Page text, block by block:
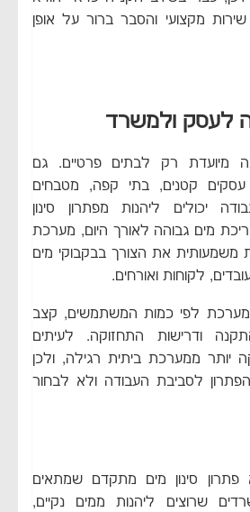
מקצועי והסבר ברור על אופן
לעסק ולמשרד
מיועדת רק לבתים פרטיים. גם
עסקים קטנים, בתי קפה, מטבחים
יכולים ליהנות מפתרון סינון
מים גבוהה לאורך היום, מערכת
משמעותית את הצורך בבקבוקי מים
לקוחות ואורחים.
לפי כמות המשתמשים, קצב
ודרישות התחזוקה. לעיתים
ממערכת ביתית רגילה, ולכן
לסביבת העבודה ולא לבחור
פתרון סינון מים מתקדם שמתאים
שרוצים ליהנות ממים נקיים,